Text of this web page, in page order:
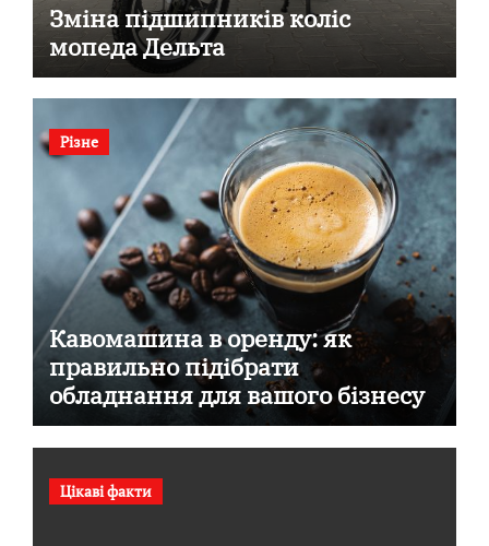
Зміна підшипників коліс
мопеда Дельта
Різне
Кавомашина в оренду: як
правильно підібрати
обладнання для вашого бізнесу
Цікаві факти